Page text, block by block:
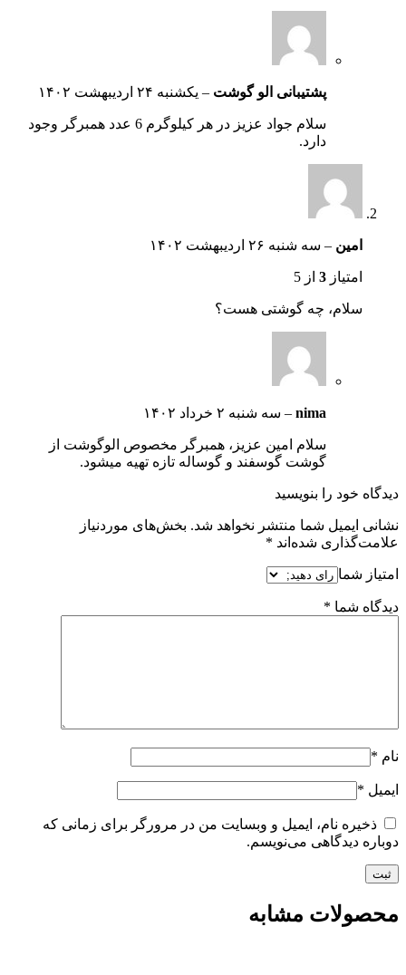
پشتیبانی الو گوشت – یکشنبه ۲۴ اردیبهشت ۱۴۰۲
سلام جواد عزیز در هر کیلوگرم 6 عدد همبرگر وجود
دارد.
امین – سه شنبه ۲۶ اردیبهشت ۱۴۰۲
امتیاز 3 از 5
سلام، چه گوشتی هست؟
nima
– سه شنبه ۲ خرداد ۱۴۰۲
سلام امین عزیز، همبرگر مخصوص الوگوشت از
گوشت گوسفند و گوساله تازه تهیه میشود.
دیدگاه خود را بنویسید
نشانی ایمیل شما منتشر نخواهد شد. بخش‌های موردنیاز
علامت‌گذاری شده‌اند *
امتیاز شما
دیدگاه شما *
نام *
ایمیل *
ذخیره نام، ایمیل و وبسایت من در مرورگر برای زمانی که
دوباره دیدگاهی می‌نویسم.
محصولات مشابه